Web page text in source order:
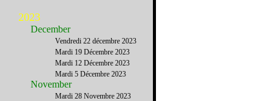
2023
December
Vendredi 22 décembre 2023
Mardi 19 Décembre 2023
Mardi 12 Décembre 2023
Mardi 5 Décembre 2023
November
Mardi 28 Novembre 2023